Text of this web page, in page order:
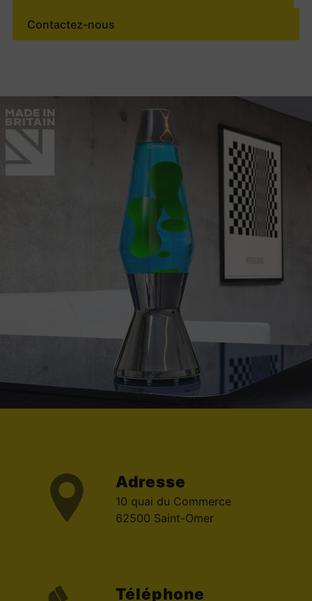
Contactez-nous
Adresse
10 quai du Commerce
62500 Saint-Omer
Téléphone